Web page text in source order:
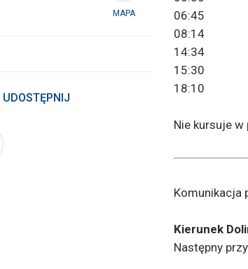
MAPA
UDOSTĘPNIJ
06:45
08:14
14:34
15:30
18:10
Nie kursuje
Komunikacja
Kierunek
Następny